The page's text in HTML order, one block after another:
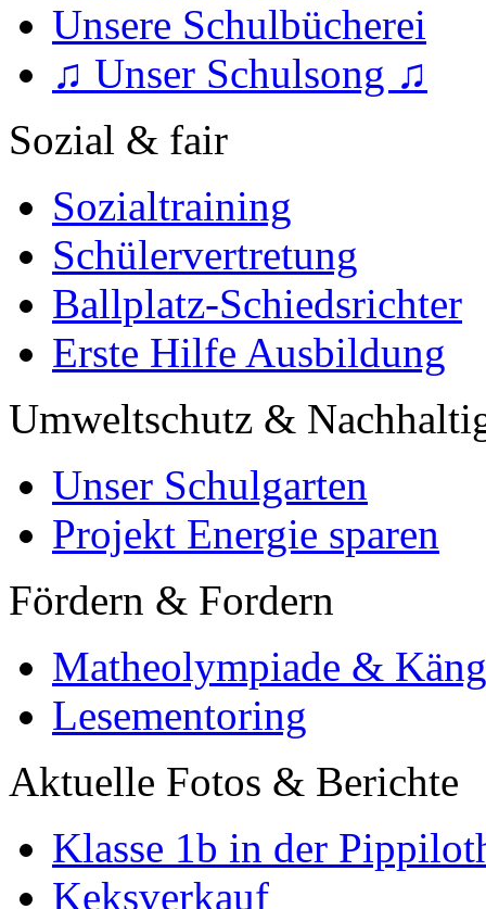
Unsere Schulbücherei
♫ Unser Schulsong ♫
Sozial & fair
Sozialtraining
Schülervertretung
Ballplatz-Schiedsrichter
Erste Hilfe Ausbildung
Umweltschutz &
Unser Schulgarten
Projekt Energie sparen
Fördern & Fordern
Matheolympiade &
Lesementoring
Aktuelle Fotos & Berichte
Klasse 1b in der
Keksverkauf